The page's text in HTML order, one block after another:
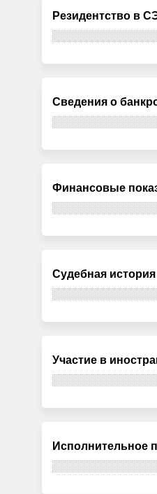
Резидентство в
Сведения о
Финансовые
Судебная история
Участие в
Исполнительное